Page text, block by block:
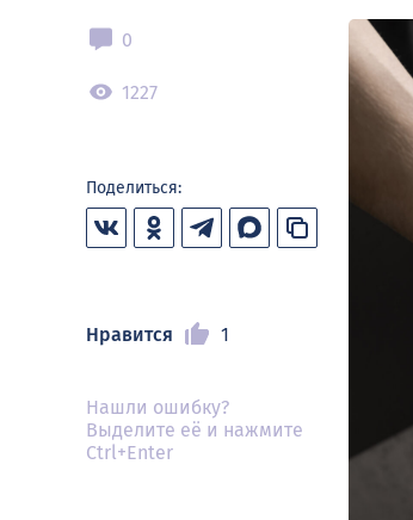
0
1227
Поделиться:
Нравится 1
Нашли ошибку?
Выделите её и нажмите
Ctrl+Enter